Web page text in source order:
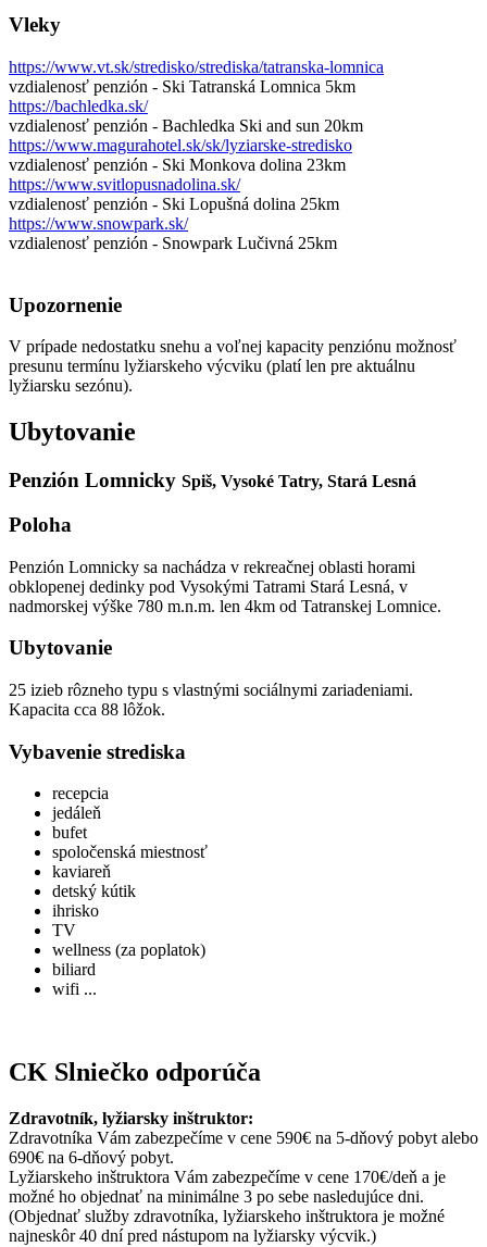
Vleky
https://www.vt.sk/stredisko/strediska/tatranska-lomnica
vzdialenosť penzión - Ski Tatranská Lomnica 5km
https://bachledka.sk/
vzdialenosť penzión - Bachledka Ski and sun 20km
https://www.magurahotel.sk/sk/lyziarske-stredisko
vzdialenosť penzión - Ski Monkova dolina 23km
https://www.svitlopusnadolina.sk/
vzdialenosť penzión - Ski Lopušná dolina 25km
https://www.snowpark.sk/
vzdialenosť penzión - Snowpark Lučivná 25km
Upozornenie
V prípade nedostatku snehu a voľnej kapacity penziónu možnosť
presunu termínu lyžiarskeho výcviku (platí len pre aktuálnu
lyžiarsku sezónu).
Ubytovanie
Penzión Lomnicky Spiš, Vysoké Tatry, Stará Lesná
Poloha
Penzión Lomnicky sa nachádza v rekreačnej oblasti horami
obklopenej dedinky pod Vysokými Tatrami Stará Lesná, v
nadmorskej výške 780 m.n.m. len 4km od Tatranskej Lomnice.
Ubytovanie
25 izieb rôzneho typu s vlastnými sociálnymi zariadeniami.
Kapacita cca 88 lôžok.
Vybavenie strediska
recepcia
jedáleň
bufet
spoločenská miestnosť
kaviareň
detský kútik
ihrisko
TV
wellness (za poplatok)
biliard
wifi ...
CK Slniečko odporúča
Zdravotník, lyžiarsky inštruktor:
Zdravotníka Vám zabezpečíme v cene 590€ na 5-dňový pobyt alebo
690€ na 6-dňový pobyt.
Lyžiarskeho inštruktora Vám zabezpečíme v cene 170€/deň a je
možné ho objednať na minimálne 3 po sebe nasledujúce dni.
(Objednať služby zdravotníka, lyžiarskeho inštruktora je možné
najneskôr 40 dní pred nástupom na lyžiarsky výcvik.)